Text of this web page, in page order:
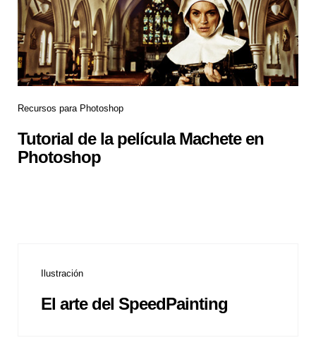
Recursos para Photoshop
Tutorial de la película Machete en
Photoshop
Ilustración
El arte del SpeedPainting